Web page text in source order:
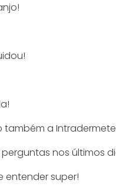
a
nos últimos
entender super!